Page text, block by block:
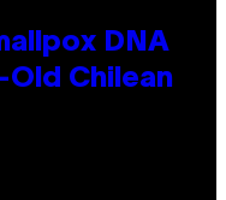
DNA
Old Chilean